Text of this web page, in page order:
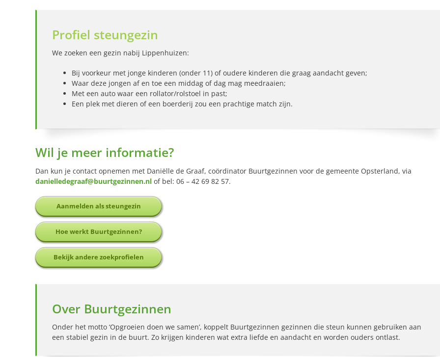
Profiel steungezin
We zoeken een gezin nabij Lippenhuizen:
Bij voorkeur met jonge kinderen (onder 11) of oudere kinderen die graag aandacht geven;
Waar deze jongen af en toe een middag of dag mag meedraaien;
Met een auto waar een rollator/rolstoel in past;
Een plek met dieren of een boerderij zou een prachtige match zijn.
Wil je meer informatie?
Dan kun je contact opnemen met Daniëlle de Graaf, coördinator Buurtgezinnen voor de gemeente Opsterland, via
danielledegraaf@buurtgezinnen.nl of bel: 06 – 42 69 82 57.
Aanmelden als steungezin
Hoe werkt Buurtgezinnen?
Bekijk andere zoekprofielen
Over Buurtgezinnen
Onder het motto ‘Opgroeien doen we samen’, koppelt Buurtgezinnen gezinnen die steun kunnen gebruiken aan
een stabiel gezin in de buurt. Zo krijgen kinderen wat extra liefde en aandacht en worden ouders ontlast.